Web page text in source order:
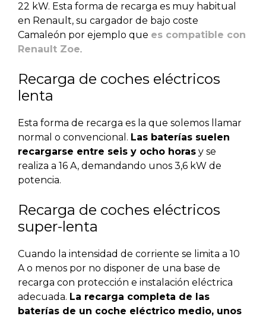
22 kW. Esta forma de recarga es muy habitual
en Renault, su cargador de bajo coste
Camaleón por ejemplo que es compatible con
Renault Zoe.
Recarga de coches eléctricos
lenta
Esta forma de recarga es la que solemos llamar
normal o convencional. Las baterías suelen
recargarse entre seis y ocho horas y se
realiza a 16 A, demandando unos 3,6 kW de
potencia.
Recarga de coches eléctricos
super-lenta
Cuando la intensidad de corriente se limita a 10
A o menos por no disponer de una base de
recarga con protección e instalación eléctrica
adecuada. La recarga completa de las
baterías de un coche eléctrico medio, unos